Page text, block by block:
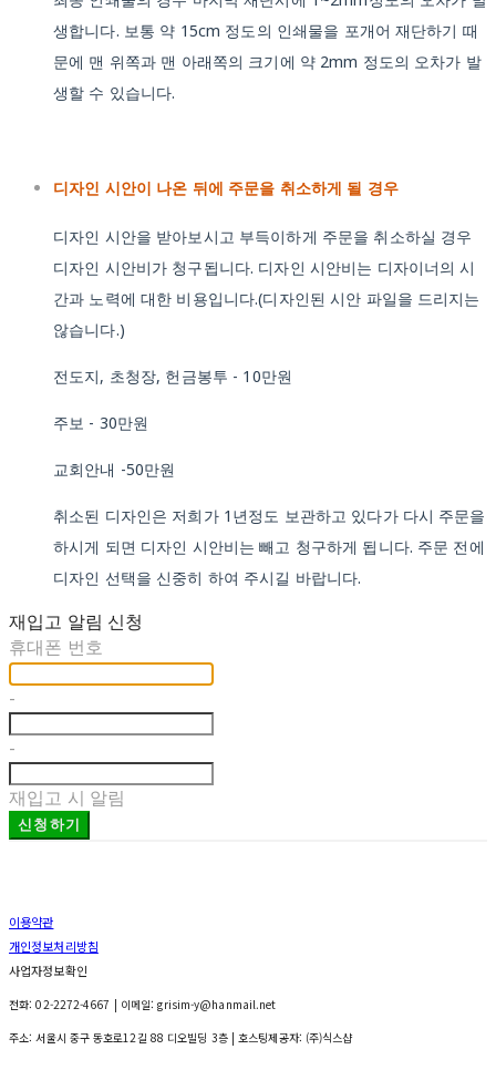
생합니다. 보통 약 15cm 정도의 인쇄물을 포개어 재단하기 때
문에 맨 위쪽과 맨 아래쪽의 크기에 약 2mm 정도의 오차가 발
생할 수 있습니다.
디자인 시안이 나온 뒤에 주문을 취소하게 될 경우
디자인 시안을 받아보시고 부득이하게 주문을 취소하실 경우
디자인 시안비가 청구됩니다. 디자인 시안비는 디자이너의 시
간과 노력에 대한 비용입니다.(디자인된 시안 파일을 드리지는
않습니다.)
전도지, 초청장, 헌금봉투 - 10만원
주보 - 30만원
교회안내 -50만원
취소된 디자인은 저희가 1년정도 보관하고 있다가 다시 주문을
하시게 되면 디자인 시안비는 빼고 청구하게 됩니다. 주문 전에
디자인 선택을 신중히 하여 주시길 바랍니다.
재입고 알림 신청
휴대폰 번호
-
-
재입고 시 알림
신청하기
이용약관
개인정보처리방침
사업자정보확인
전화: 02-2272-4667 | 이메일: grisim-y@hanmail.net
주소: 서울시 중구 동호로12길 88 디오빌딩 3층| 호스팅제공자: (주)식스샵